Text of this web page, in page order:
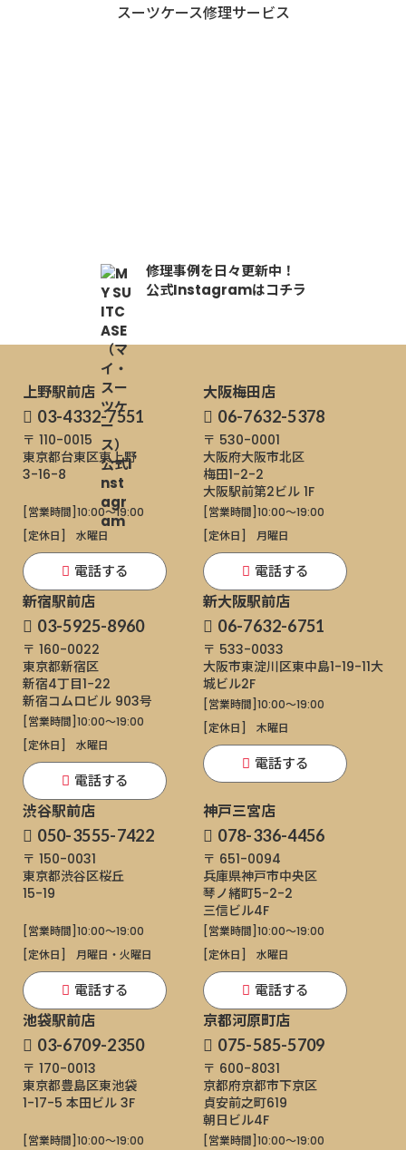
スーツケース修理サービス
修理事例を日々更新中！
公式Instagramはコチラ
上野駅前店
03-4332-7551
〒 110-0015
東京都台東区東上野
3-16-8
[営業時間]10:00～19:00
[定休日]
水曜日
電話する
大阪梅田店
06-7632-5378
〒 530-0001
大阪府大阪市北区
梅田1-2-2
大阪駅前第2ビル 1F
[営業時間]10:00～19:00
[定休日]
月曜日
電話する
新宿駅前店
03-5925-8960
〒 160-0022
東京都新宿区
新宿4丁目1−22
新宿コムロビル 903号
[営業時間]10:00～19:00
[定休日]
水曜日
電話する
新大阪駅前店
06-7632-6751
〒 533-0033
大阪市東淀川区東中島1-19-11大
城ビル2F
[営業時間]10:00～19:00
[定休日]
木曜日
電話する
渋谷駅前店
050-3555-7422
〒 150-0031
東京都渋谷区桜丘
15-19
[営業時間]10:00～19:00
[定休日]
月曜日・火曜日
電話する
神戸三宮店
078-336-4456
〒 651-0094
兵庫県神戸市中央区
琴ノ緒町5-2-2
三信ビル4F
[営業時間]10:00～19:00
[定休日]
水曜日
電話する
池袋駅前店
03-6709-2350
〒 170-0013
東京都豊島区東池袋
1-17-5 本田ビル 3F
[営業時間]10:00～19:00
京都河原町店
075-585-5709
〒 600-8031
京都府京都市下京区
貞安前之町619
朝日ビル4F
[営業時間]10:00～19:00